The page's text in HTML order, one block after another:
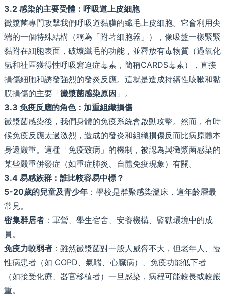
3.2 感染的主要受體：呼吸道上皮細胞
黴漿菌專門攻擊我們呼吸道黏膜的纖毛上皮細胞。它會利用尖
端的一個特殊結構（稱為「附著細胞器」），像吸盤一樣緊緊
黏附在細胞表面，破壞纖毛的功能，並釋放有毒物質（過氧化
氫和社區獲得性呼吸窘迫症毒素，簡稱CARDS毒素），直接
損傷細胞和誘發強烈的發炎反應。這就是造成持續性咳嗽和黏
膜損傷的主要「黴漿菌感染原因 」。
3.3 免疫反應的角色：加重組織損傷
黴漿菌感染後，我們身體的免疫系統會啟動攻擊。然而，有時
候免疫反應太過激烈，造成的發炎和組織損傷反而比病原體本
身還嚴重。這種「免疫致病」的機制，被認為與黴漿菌感染的
某些嚴重併發症（如重症肺炎、自體免疫現象）有關。
3.4 易感族群：誰比較容易中標？
5-20歲的兒童及青少年 ：學校是群聚感染溫床，這年齡層最
常見。
密集群居者 ：軍營、學生宿舍、安養機構、監獄環境中的成
員。
免疫力較弱者 ：雖然黴漿菌對一般人威脅不大，但老年人、慢
性病患者（如 COPD、氣喘、心臟病）、免疫功能低下者
（如接受化療、器官移植者）一旦感染，病程可能較長或較嚴
重。